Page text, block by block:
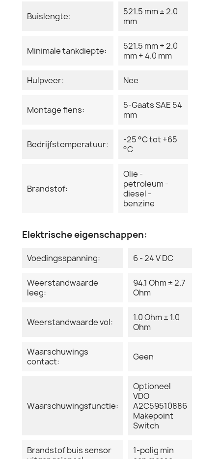
Buislengte:
521.5 mm ± 2.0
mm
Minimale tankdiepte:
521.5 mm ± 2.0
mm + 4.0 mm
Hulpveer: Nee
Montage flens:
5-Gaats SAE 54
mm
Bedrijfstemperatuur:
-25 °C tot +65
°C
Brandstof:
Olie -
petroleum -
diesel -
benzine
Elektrische eigenschappen:
Voedingsspanning: 6 - 24 V DC
Weerstandwaarde
leeg:
94.1 Ohm ± 2.7
Ohm
Weerstandwaarde vol:
1.0 Ohm ± 1.0
Ohm
Waarschuwings
contact:
Geen
Waarschuwingsfunctie:
Optioneel
VDO
A2C59510886
Makepoint
Switch
Brandstof buis sensor
1-polig min